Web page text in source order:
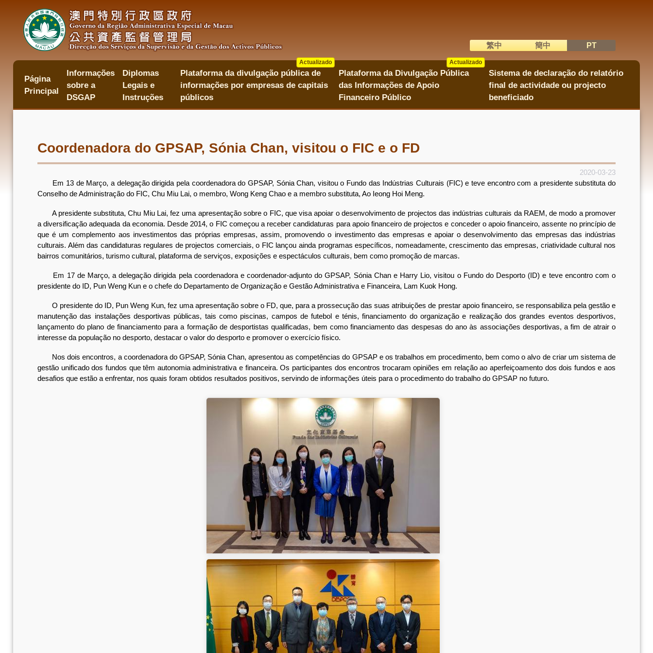
conteúdo
語系切換
繁中 簡中 PT
Página
Principal
Informações
sobre a
DSGAP
Diplomas
Legais e
Instruções
Plataforma da divulgação pública de
informações por empresas de capitais
públicos
Actualizado
Plataforma da Divulgação Pública
das Informações de Apoio
Financeiro Público
Actualizado
Actualizado
Sistema de declaração do relatório
final de actividade ou projecto
beneficiado
Coordenadora do GPSAP, Sónia Chan, visitou o FIC e o FD
2020-03-23
Em 13 de Março, a delegação dirigida pela coordenadora do GPSAP, Sónia Chan, visitou o Fundo das Indústrias Culturais (FIC) e teve encontro com a presidente substituta do
Conselho de Administração do FIC, Chu Miu Lai, o membro, Wong Keng Chao e a membro substituta, Ao Ieong Hoi Meng.
A presidente substituta, Chu Miu Lai, fez uma apresentação sobre o FIC, que visa apoiar o desenvolvimento de projectos das indústrias culturais da RAEM, de modo a promover
a diversificação adequada da economia. Desde 2014, o FIC começou a receber candidaturas para apoio financeiro de projectos e conceder o apoio financeiro, assente no princípio de
que é um complemento aos investimentos das próprias empresas, assim, promovendo o investimento das empresas e apoiar o desenvolvimento das empresas das indústrias
culturais. Além das candidaturas regulares de projectos comerciais, o FIC lançou ainda programas específicos, nomeadamente, crescimento das empresas, criatividade cultural nos
bairros comunitários, turismo cultural, plataforma de serviços, exposições e espectáculos culturais, bem como promoção de marcas.
Em 17 de Março, a delegação dirigida pela coordenadora e coordenador-adjunto do GPSAP, Sónia Chan e Harry Lio, visitou o Fundo do Desporto (ID) e teve encontro com o
presidente do ID, Pun Weng Kun e o chefe do Departamento de Organização e Gestão Administrativa e Financeira, Lam Kuok Hong.
O presidente do ID, Pun Weng Kun, fez uma apresentação sobre o FD, que, para a prossecução das suas atribuições de prestar apoio financeiro, se responsabiliza pela gestão e
manutenção das instalações desportivas públicas, tais como piscinas, campos de futebol e ténis, financiamento do organização e realização dos grandes eventos desportivos,
lançamento do plano de financiamento para a formação de desportistas qualificadas, bem como financiamento das despesas do ano às associações desportivas, a fim de atrair o
interesse da população no desporto, destacar o valor do desporto e promover o exercício físico.
Nos dois encontros, a coordenadora do GPSAP, Sónia Chan, apresentou as competências do GPSAP e os trabalhos em procedimento, bem como o alvo de criar um sistema de
gestão unificado dos fundos que têm autonomia administrativa e financeira. Os participantes dos encontros trocaram opiniões em relação ao aperfeiçoamento dos dois fundos e aos
desafios que estão a enfrentar, nos quais foram obtidos resultados positivos, servindo de informações úteis para o procedimento do trabalho do GPSAP no futuro.